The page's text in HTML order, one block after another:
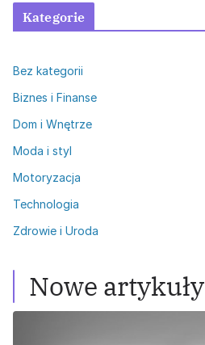
Kategorie
Bez kategorii
Biznes i Finanse
Dom i Wnętrze
Moda i styl
Motoryzacja
Technologia
Zdrowie i Uroda
Nowe artykuły